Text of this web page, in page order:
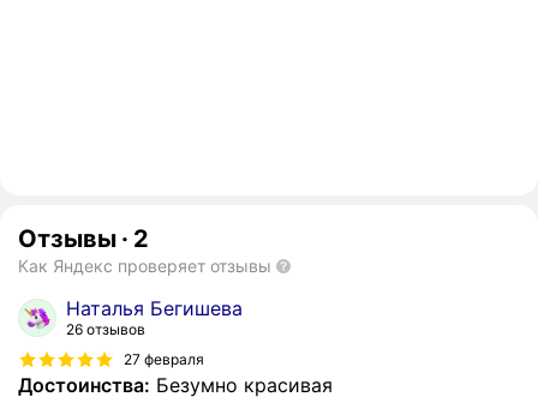
Отзывы · 2
Как Яндекс проверяет отзывы
Наталья Бегишева
26 отзывов
27 февраля
Достоинства: Безумно красивая